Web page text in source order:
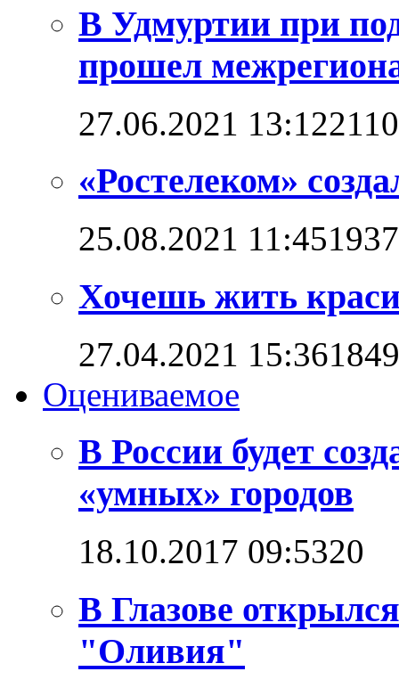
В Удмуртии при
прошел
27.06.2021 13:12
«Ростелеком»
25.08.2021 11:45
Хочешь жить
27.04.2021 15:36
Оцениваемое
В России будет
«умных» городов
18.10.2017 09:5320
В Глазове
"Оливия"